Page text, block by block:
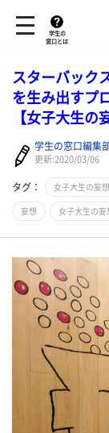
学生の
窓口とは
スターバック
を生み出すプ
【女子大生の
学生の窓口編集
更新:2020/03/06
タグ： 女子大生の妄
妄想 女子大生の妄